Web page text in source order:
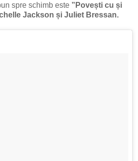
spre schimb este ”Povești cu și
Jackson și Juliet Bressan.